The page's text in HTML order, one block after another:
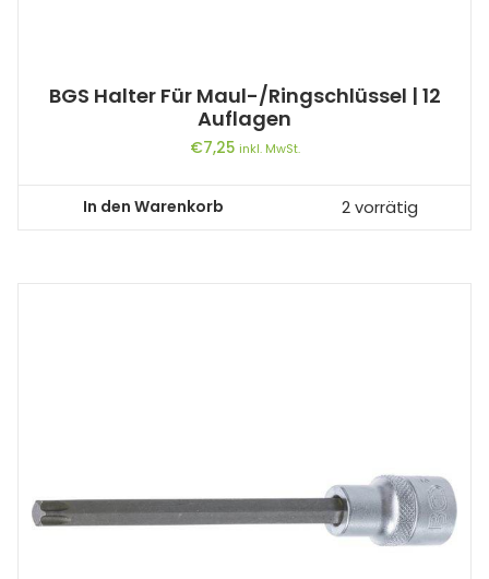
BGS Halter Für Maul-/Ringschlüssel | 12
Auflagen
€7,25 inkl. MwSt.
In den Warenkorb 2 vorrätig